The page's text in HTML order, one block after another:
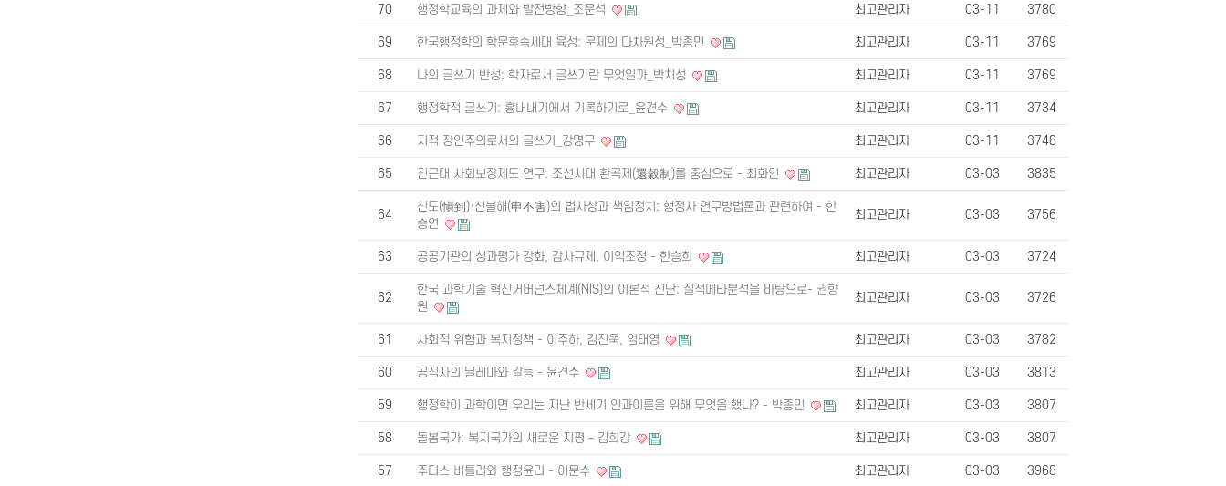
70 행정학교육의 과제와 발전방향_조문석 최고관리자 03-11 3780
69 한국행정학의 학문후속세대 육성: 문제의 다차원성_박종민 최고관리자 03-11 3769
68 나의 글쓰기 반성: 학자로서 글쓰기란 무엇일까_박치성 최고관리자 03-11 3769
67 행정학적 글쓰기: 흉내내기에서 기록하기로_윤견수 최고관리자 03-11 3734
66 지적 장인주의로서의 글쓰기_강명구 최고관리자 03-11 3748
65 전근대 사회보장제도 연구: 조선시대 환곡제(還穀制)를 중심으로 - 최화인 최고관리자 03-03 3835
64
신도(愼到)·신불해(申不害)의 법사상과 책임정치: 행정사 연구방법론과 관련하여 - 한
승연
최고관리자 03-03 3756
63 공공기관의 성과평가 강화, 감사규제, 이익조정 - 한승희 최고관리자 03-03 3724
62
한국 과학기술 혁신거버넌스체계(NIS)의 이론적 진단: 질적메타분석을 바탕으로- 권향
원
최고관리자 03-03 3726
61 사회적 위험과 복지정책 - 이주하, 김진욱, 엄태영 최고관리자 03-03 3782
60 공직자의 딜레마와 갈등 - 윤견수 최고관리자 03-03 3813
59 행정학이 과학이면 우리는 지난 반세기 인과이론을 위해 무엇을 했나? - 박종민 최고관리자 03-03 3807
58 돌봄국가: 복지국가의 새로운 지평 - 김희강 최고관리자 03-03 3807
57 주디스 버틀러와 행정윤리 - 이문수 최고관리자 03-03 3968